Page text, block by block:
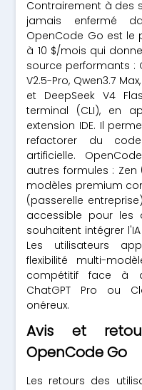
Contrairement à des
jamais enfermé
OpenCode Go est
à 10 $/mois qui
source performants :
V2.5-Pro, Qwen3.7
et DeepSeek V4
terminal (CLI), en
extension IDE. Il
refactorer du
artificielle.
autres formules :
modèles premium
(passerelle
accessible pour les
souhaitent intégrer
Les utilisateurs
flexibilité multi-
compétitif face à
ChatGPT Pro ou
onéreux.
Avis et
OpenCode Go
Les retours des